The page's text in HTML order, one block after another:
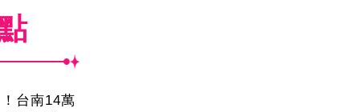
台南14萬